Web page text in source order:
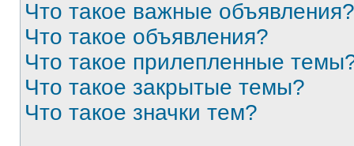
Что такое важные объявления?
Что такое объявления?
Что такое прилепленные
Что такое закрытые темы?
Что такое значки тем?